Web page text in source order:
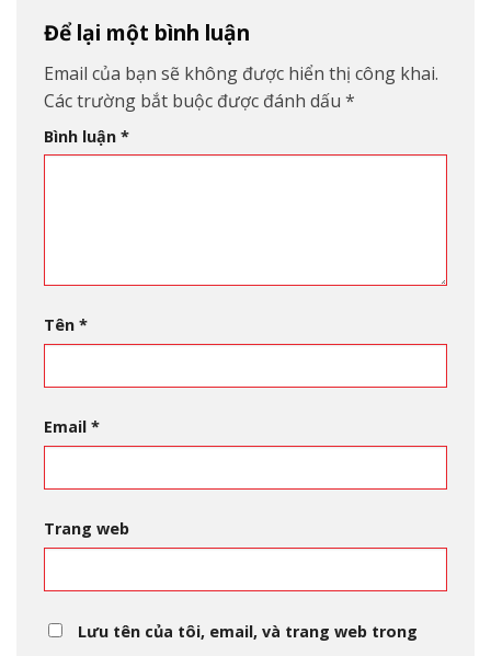
Để lại một bình luận
Email của bạn sẽ không được hiển thị công khai.
Các trường bắt buộc được đánh dấu *
Bình luận *
Tên *
Email *
Trang web
Lưu tên của tôi, email, và trang web trong